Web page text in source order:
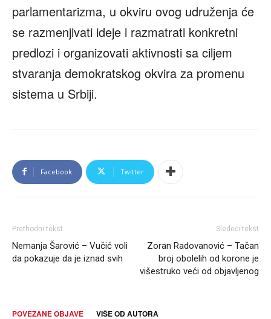
parlamentarizma, u okviru ovog udruženja će
se razmenjivati ideje i razmatrati konkretni
predlozi i organizovati aktivnosti sa ciljem
stvaranja demokratskog okvira za promenu
sistema u Srbiji.
Facebook Twitter
Prethodni tekst
Nemanja Šarović – Vučić voli
da pokazuje da je iznad svih
Sledeći tekst
Zoran Radovanović – Tačan
broj obolelih od korone je
višestruko veći od objavljenog
POVEZANE OBJAVE VIŠE OD AUTORA